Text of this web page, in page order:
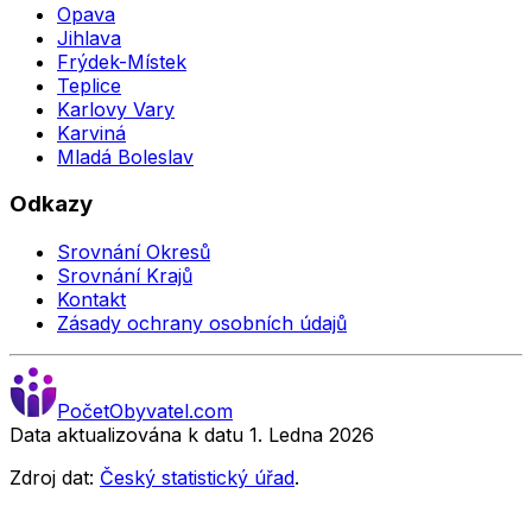
Opava
Jihlava
Frýdek-Místek
Teplice
Karlovy Vary
Karviná
Mladá Boleslav
Odkazy
Srovnání Okresů
Srovnání Krajů
Kontakt
Zásady ochrany osobních údajů
PočetObyvatel.com
Data aktualizována k datu 1. Ledna 2026
Zdroj dat: Český statistický úřad.